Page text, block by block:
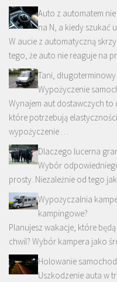
Auto z automatem
na N, a kiedy szukać
W aucie z automatyczną
tego, że auto nie reaguje na
Tani,
Wypożyczenie
Wynajem aut dostawczych
które potrzebują
wypożyczenie …
Dlaczego lucerna
Wybór
prosty. Niezależnie od tego
Wypożyczalnia
kampingowe?
Planujesz wakacje, które
chwil? Wybór kampera jako
Holowanie
Uszkodzenie auta w